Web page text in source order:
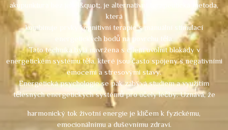
akupunktura bez jehel&quot;, je alternativní terapeutická metoda,
která
kombinuje prvky kognitivní terapie s manuální stimulací
energetických bodů na povrchu těla.
Tato technika byla navržena s cílem uvolnit blokády v
energetickém systému těla, které jsou často spojeny s negativními
emocemi a stresovými stavy.
Energetická psychologie se pak zabývá studiem a využitím
tělesných energetických systémů pro účely léčby. Uznává, že
harmonický tok životní energie je klíčem k fyzickému,
emocionálnímu a duševnímu zdraví.